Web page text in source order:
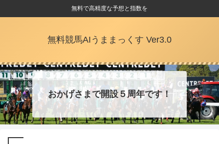
無料で高精度な予想と指数を
無料競馬AIうままっくす Ver3.0
おかげさまで開設５周年です！